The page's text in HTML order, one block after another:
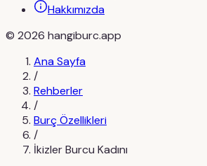
Hakkımızda
© 2026 hangiburc.app
Ana Sayfa
/
Rehberler
/
Burç Özellikleri
/
İkizler Burcu Kadını